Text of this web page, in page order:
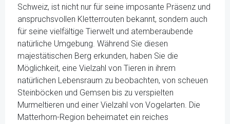
Schweiz, ist nicht nur für seine imposante Präsenz und
anspruchsvollen Kletterrouten bekannt, sondern auch
für seine vielfältige Tierwelt und atemberaubende
natürliche Umgebung. Während Sie diesen
majestätischen Berg erkunden, haben Sie die
Möglichkeit, eine Vielzahl von Tieren in ihrem
natürlichen Lebensraum zu beobachten, von scheuen
Steinböcken und Gemsen bis zu verspielten
Murmeltieren und einer Vielzahl von Vogelarten. Die
Matterhorn-Region beheimatet ein reiches